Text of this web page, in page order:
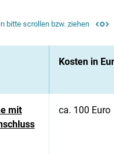
bitte scrollen bzw. ziehen
Kosten in
mit
ca. 100 Euro